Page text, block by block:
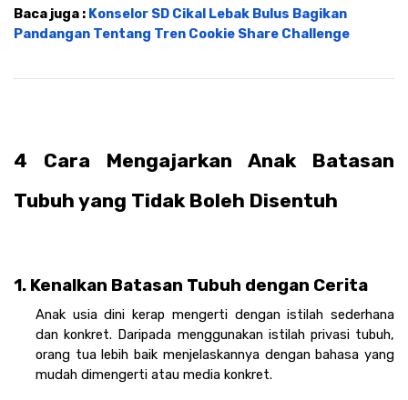
Baca juga : Konselor SD Cikal Lebak Bulus Bagikan
Pandangan Tentang Tren Cookie Share Challenge
4 Cara Mengajarkan Anak Batasan
Tubuh yang Tidak Boleh Disentuh
1. Kenalkan Batasan Tubuh dengan Cerita
Anak usia dini kerap mengerti dengan istilah sederhana
dan konkret. Daripada menggunakan istilah privasi tubuh,
orang tua lebih baik menjelaskannya dengan bahasa yang
mudah dimengerti atau media konkret.